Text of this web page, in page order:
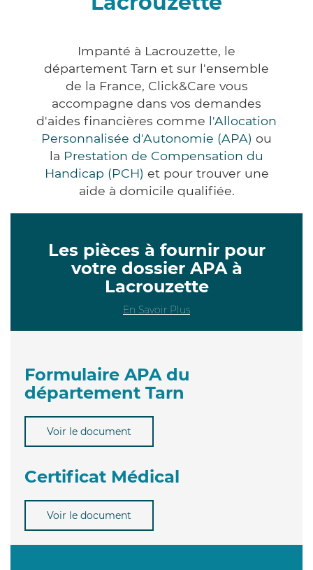
Impanté à Lacrouzette, le
département Tarn et sur l'ensemble
de la France, Click&Care vous
accompagne dans vos demandes
d'aides financières comme l'Allocation
Personnalisée d'Autonomie (APA) ou
la Prestation de Compensation du
Handicap (PCH) et pour trouver une
aide à domicile qualifiée.
Les pièces à fournir pour
votre dossier APA à
Lacrouzette
En Savoir Plus
Formulaire APA du
département Tarn
Voir le document
Certificat Médical
Voir le document